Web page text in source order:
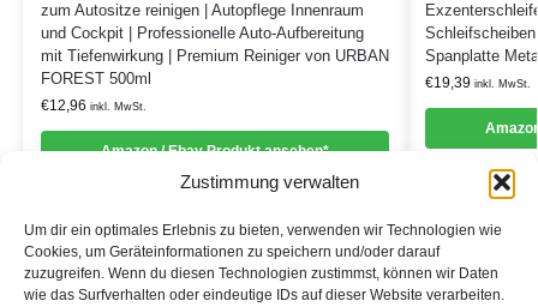
Zustimmung verwalten
Um dir ein optimales Erlebnis zu bieten, verwenden wir Technologien wie
Cookies, um Geräteinformationen zu speichern und/oder darauf
zuzugreifen. Wenn du diesen Technologien zustimmst, können wir Daten
wie das Surfverhalten oder eindeutige IDs auf dieser Website verarbeiten.
zum Autositze reinigen | Autopflege Innenraum
und Cockpit | Professionelle Auto-Aufbereitung
mit Tiefenwirkung | Premium Reiniger von URBAN
FOREST 500ml
€12,96 inkl. MwSt.
Amazon / Ebay Produkt ansehen*
Spanplatte
€19,39 inkl. MwSt.
Informationen